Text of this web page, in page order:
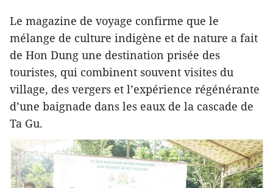
Le magazine de voyage confirme que le
mélange de culture indigène et de nature a fait
de Hon Dung une destination prisée des
touristes, qui combinent souvent visites du
village, des vergers et l’expérience régénérante
d’une baignade dans les eaux de la cascade de
Ta Gu.